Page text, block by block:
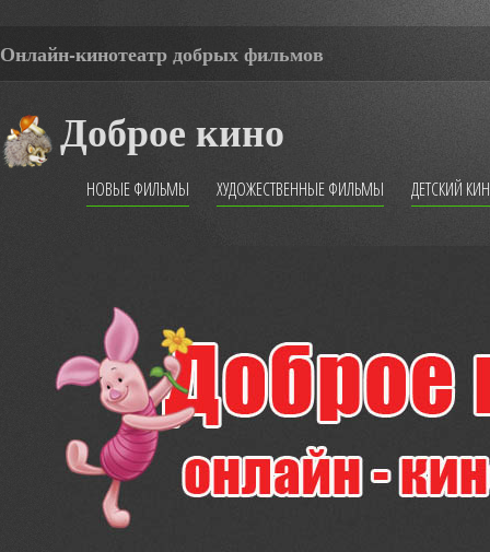
Онлайн-кинотеатр добрых фильмов
Доброе кино
НОВЫЕ ФИЛЬМЫ ХУДОЖЕСТВЕННЫЕ ФИЛЬМЫ ДЕТСКИЙ